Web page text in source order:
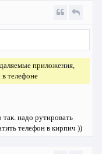
приложения,
телефоне
надо рутировать
телефон в кирпич ))